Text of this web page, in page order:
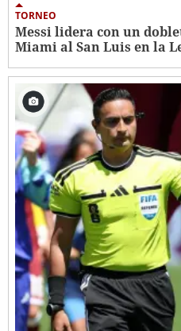
TORNEO
Messi lidera con un
Miami al San Luis en la